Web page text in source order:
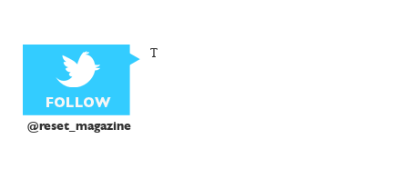
@reset_magazine
T